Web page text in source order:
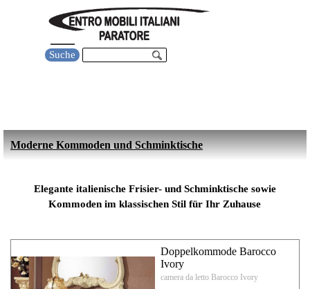
Menü überspringen
Suche
Moderne Kommoden und Schminktische
Elegante italienische Frisier- und Schminktische sowie
Kommoden im klassischen Stil für Ihr Zuhause
Doppelkommode Barocco
Ivory
camera da letto Barocco Ivory